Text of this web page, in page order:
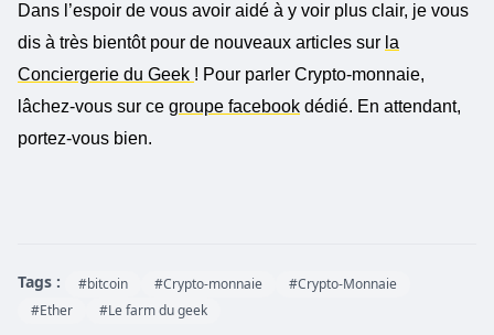
Dans l’espoir de vous avoir aidé à y voir plus clair, je vous
dis à très bientôt pour de nouveaux articles sur la
Conciergerie du Geek ! Pour parler Crypto-monnaie,
lâchez-vous sur ce groupe facebook dédié. En attendant,
portez-vous bien.
Tags : #bitcoin #Crypto-monnaie
#Crypto-Monnaie
#Ether
#Le farm du geek